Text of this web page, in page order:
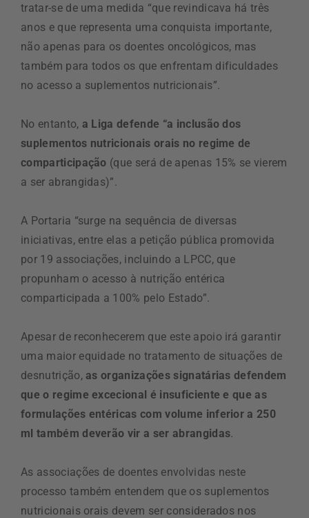
tratar-se de uma medida “que revindicava há três
anos e que representa uma conquista importante,
não apenas para os doentes oncológicos, mas
também para todos os que enfrentam dificuldades
no acesso a suplementos nutricionais”.
No entanto, a Liga defende “a inclusão dos
suplementos nutricionais orais no regime de
comparticipação (que será de apenas 15% se vierem
a ser abrangidas)”.
A Portaria “surge na sequência de diversas
iniciativas, entre elas a petição pública promovida
por 19 associações, incluindo a LPCC, que
propunham o acesso à nutrição entérica
comparticipada a 100% pelo Estado”.
Apesar de reconhecerem que este apoio irá garantir
uma maior equidade no tratamento de situações de
desnutrição,as organizações signatárias defendem
que o regime excecional é insuficiente e que as
formulações entéricas com volume inferior a 250
ml também deverão vir a ser abrangidas.
As associações de doentes envolvidas neste
processo também entendem que os suplementos
nutricionais orais devem ser considerados nos